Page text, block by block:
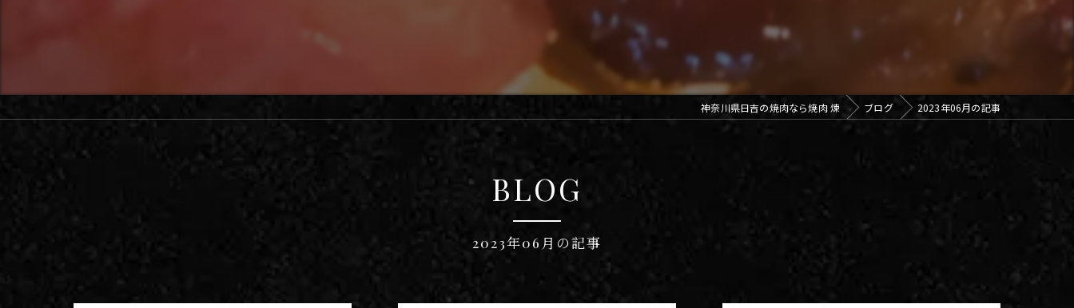
神奈川県日吉の焼肉なら焼肉 煉 ブログ 2023年06月の記事
BLOG
2023年06月の記事